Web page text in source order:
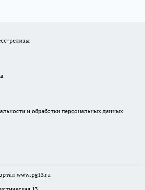
релизы
и обработки персональных данных
www.pg13.ru